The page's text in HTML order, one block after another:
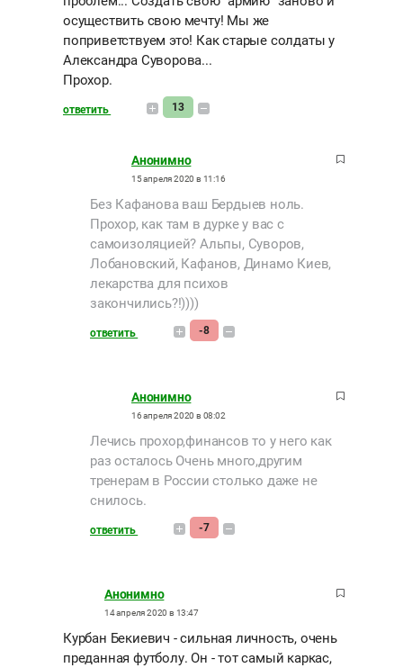
осуществить свою мечту! Мы же
поприветствуем это! Как старые солдаты у
Александра Суворова...
Прохор.
ответить 13
Анонимно
15 апреля 2020 в 11:16
Без Кафанова ваш Бердыев ноль.
Прохор, как там в дурке у вас с
самоизоляцией? Альпы, Суворов,
Лобановский, Кафанов, Динамо Киев,
лекарства для психов
закончились?!))))
ответить -8
Анонимно
16 апреля 2020 в 08:02
Лечись прохор,финансов то у него как
раз осталось Очень много,другим
тренерам в России столько даже не
снилось.
ответить -7
Анонимно
14 апреля 2020 в 13:47
Курбан Бекиевич - сильная личность, очень
преданная футболу. Он - тот самый каркас,